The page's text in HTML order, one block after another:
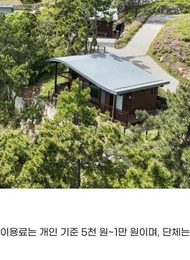
이용료는 개인 기준 5천 원~1 만 원이며, 단체는